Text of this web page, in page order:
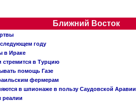
Ближний Восток
году
в Ираке
стремится в Турцию
помощь Газе
фермерам
в шпионаже в пользу Саудовской Аравии
реалии